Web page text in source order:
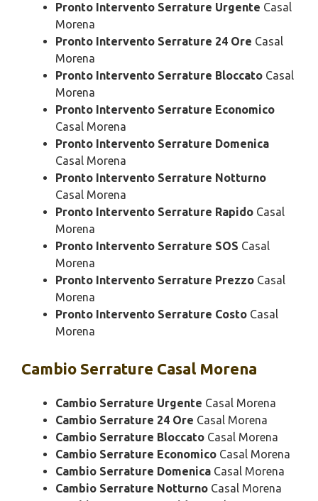
Pronto Intervento Serrature Urgente Casal
Morena
Pronto Intervento Serrature 24 Ore Casal
Morena
Pronto Intervento Serrature Bloccato Casal
Morena
Pronto Intervento Serrature Economico
Casal Morena
Pronto Intervento Serrature Domenica
Casal Morena
Pronto Intervento Serrature Notturno
Casal Morena
Pronto Intervento Serrature Rapido Casal
Morena
Pronto Intervento Serrature SOS Casal
Morena
Pronto Intervento Serrature Prezzo Casal
Morena
Pronto Intervento Serrature Costo Casal
Morena
Cambio Serrature Casal Morena
Cambio Serrature Urgente Casal Morena
Cambio Serrature 24 Ore Casal Morena
Cambio Serrature Bloccato Casal Morena
Cambio Serrature Economico Casal Morena
Cambio Serrature Domenica Casal Morena
Cambio Serrature Notturno Casal Morena